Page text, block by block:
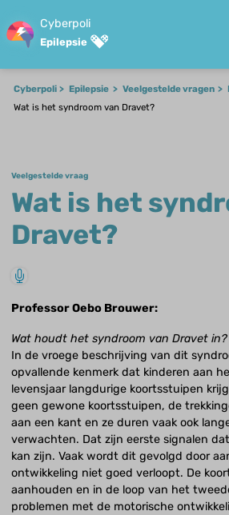
Cyberpoli
Epilepsie
Cyberpoli Epilepsie Veelgestelde vragen
Wat is het syndroom van Dravet?
Veelgestelde vraag
Wat is het
Dravet?
Professor Oebo Brouwer:
Wat houdt het syndroom van Dravet in?
In de vroege beschrijving van dit
opvallende kenmerk dat kinderen aan
levensjaar langdurige koortsstuipen
geen gewone koortsstuipen, de
aan een kant en ze duren vaak ook
verwachten. Dat zijn eerste signalen
kan zijn. Vaak wordt dit gevolgd door
ontwikkeling niet goed verloopt. De
aanhouden en in de loop van het
problemen met de motorische